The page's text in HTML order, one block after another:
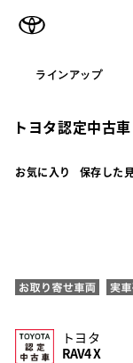
ラインアップ
トヨタ認定中古車
お気に入り 保存した
トヨタ
RAV4 X